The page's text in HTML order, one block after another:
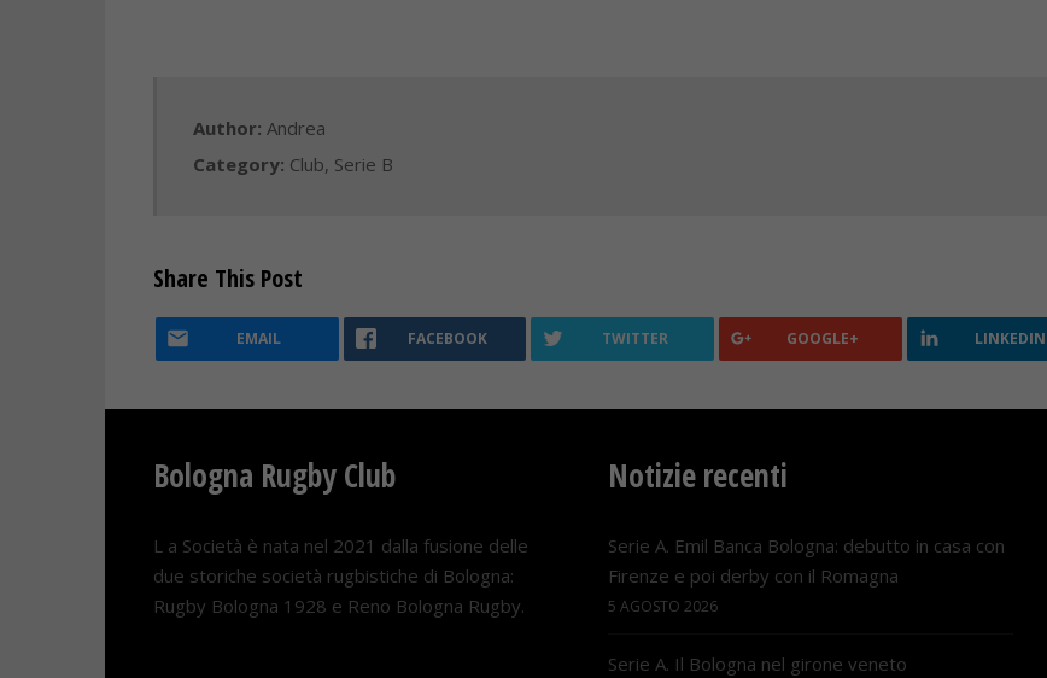
Author: Andrea
Category: Club, Serie B
Share This Post
EMAIL FACEBOOK TWITTER GOOGLE+ LINKEDIN
Bologna Rugby Club
L a Società è nata nel 2021 dalla fusione delle
due storiche società rugbistiche di Bologna:
Rugby Bologna 1928 e Reno Bologna Rugby.
Notizie recenti
Serie A. Emil Banca Bologna: debutto in casa con
Firenze e poi derby con il Romagna
5 AGOSTO 2026
Serie A. Il Bologna nel girone veneto